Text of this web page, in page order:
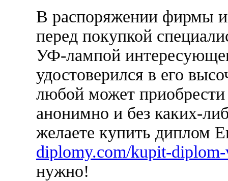
В распоряжении фирмы
перед покупкой
УФ-лампой
удостоверился в его
любой может
анонимно и без каких-
желаете купить диплом
diplomy.com/kupit-
нужно!